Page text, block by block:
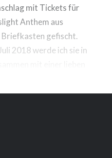
mit Tickets für
Anthem aus
Briefkasten gefischt.
2018 werde ich sie in
aufriss, regte sich